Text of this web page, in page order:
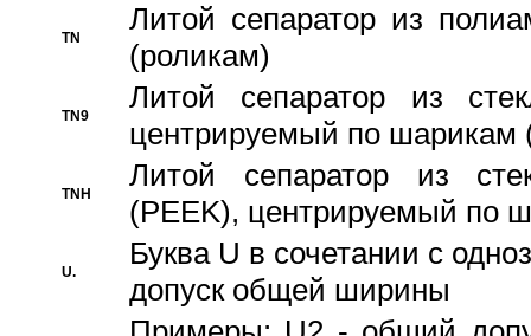
TN
Литой сепаратор из
(роликам)
TN9
Литой сепаратор из
центрируемый по шарикам
TNH
Литой сепаратор из
(PEEK), центрируемый по
U.
Буква U в сочетании с
допуск общей ширины